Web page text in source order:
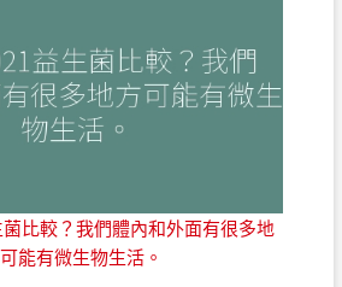
比較？我們體內和外面有很多地
能有微生物生活。